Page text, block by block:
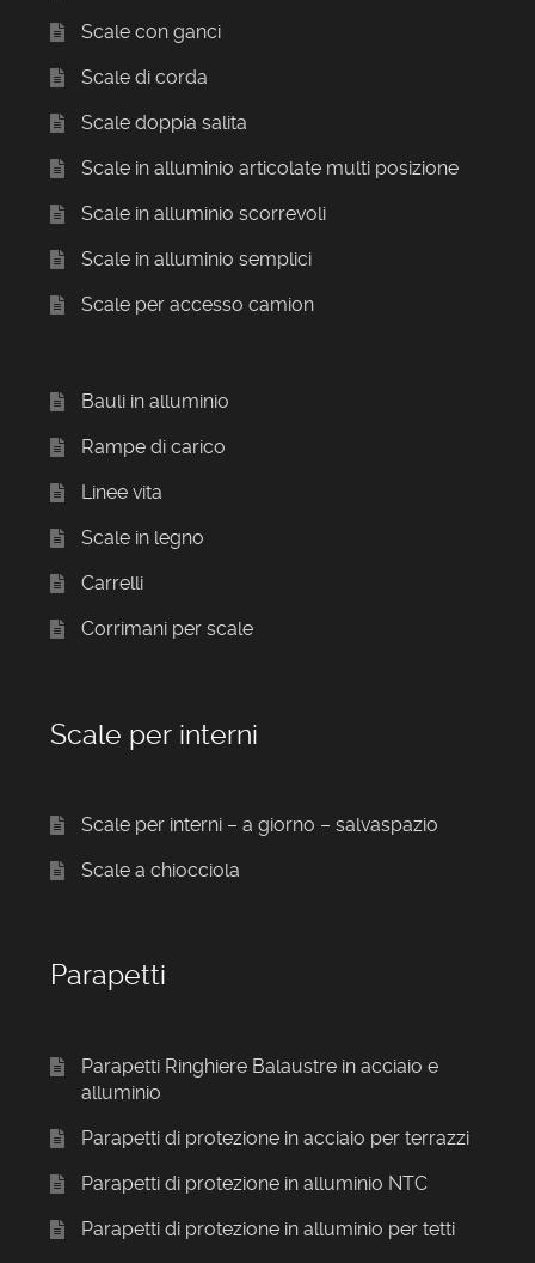
Scale con ganci
Scale di corda
Scale doppia salita
Scale in alluminio articolate multi posizione
Scale in alluminio scorrevoli
Scale in alluminio semplici
Scale per accesso camion
Bauli in alluminio
Rampe di carico
Linee vita
Scale in legno
Carrelli
Corrimani per scale
Scale per interni
Scale per interni – a giorno – salvaspazio
Scale a chiocciola
Parapetti
Parapetti Ringhiere Balaustre in acciaio e
alluminio
Parapetti di protezione in acciaio per terrazzi
Parapetti di protezione in alluminio NTC
Parapetti di protezione in alluminio per tetti